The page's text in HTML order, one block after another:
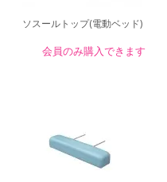
ソスールトップ(電動ベッド)
会員のみ購入できます